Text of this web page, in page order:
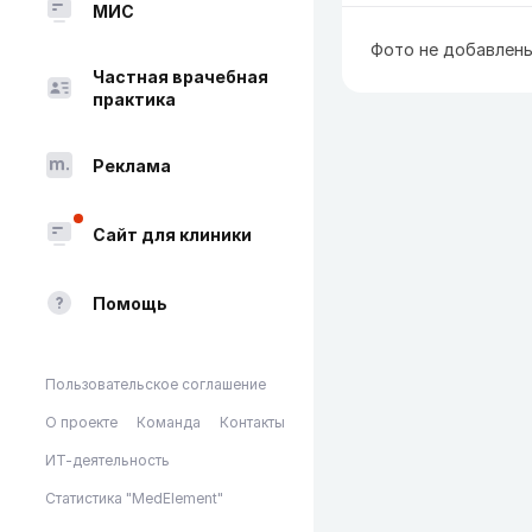
МИС
Частная врачебная
практика
Реклама
Сайт для клиники
Помощь
Пользовательское соглашение
О проекте Команда Контакты
ИТ-деятельность
Статистика "MedElement"
Фото не